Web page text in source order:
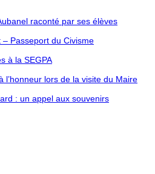
raconté par ses élèves
Passeport du Civisme
à la SEGPA
l’honneur lors de la visite du Maire
: un appel aux souvenirs